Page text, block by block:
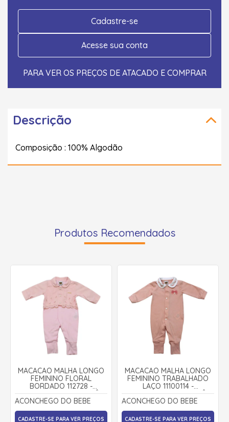
Cadastre-se
Acesse sua conta
PARA VER OS PREÇOS DE ATACADO E COMPRAR
Descrição
Composição : 100% Algodão
Produtos Recomendados
MACACÃO MALHA LONGO
FEMININO FLORAL
BORDADO 112728 -
ACONCHEGO DO BEBÊ
ACONCHEGO DO BEBE
CADASTRE-SE PARA VER PREÇOS
MACACÃO MALHA LONGO
FEMININO TRABALHADO
LAÇO 11100114 -
ACONCHEGO DO BEBÊ
ACONCHEGO DO BEBE
CADASTRE-SE PARA VER PREÇOS